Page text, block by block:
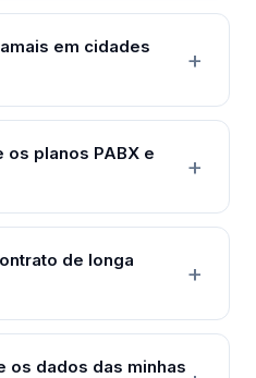
em cidades
os planos PABX e
de longa
os dados das minhas